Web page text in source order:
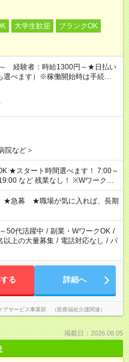
大学生歓迎
ブランクOK
経験者：時給1300円～★日払い
選べます）※稼働開始時は手続き完
院など＞
～
残業なし！ ※Wワークの
40時間超の就業はご案内できませ
以上勤務は社会保険への加入対象
雇い派遣の原則禁止）により、
内が難しい場合があります
★急募 ★職場が気に入れば、長期
50代活躍中 / 副業・WワークOK /
以上の大量募集 / 電話対応なし / パ
る 詳細へ
サービス事業部 （医療福祉介護関連）
掲載日：2026.08.05